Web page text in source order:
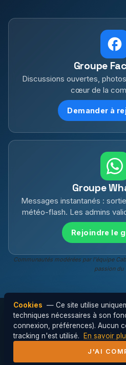
Groupe
Discussions ouvertes,
cœur de la
Demander à
Groupe
Messages instantanés :
météo-flash. Les admins
Rejoindre le
Communautés modérées par l'équipe
passion du
© 2026 Cabri'AIR —
l'Hérault ·
Cookies — Ce site utilise
techniques nécessaires à son
connexion, préférences). Aucun
tracking n'est utilisé.
En savoir
J'AI